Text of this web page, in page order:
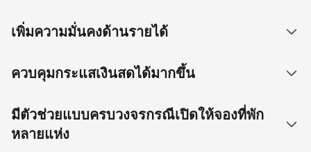
เพิ่มความมั่นคงด้านรายได้
ควบคุมกระแสเงินสดได้มากขึ้น
มีตัวช่วยแบบครบวงจรกรณีเปิดให้จองที่พัก
หลายแห่ง